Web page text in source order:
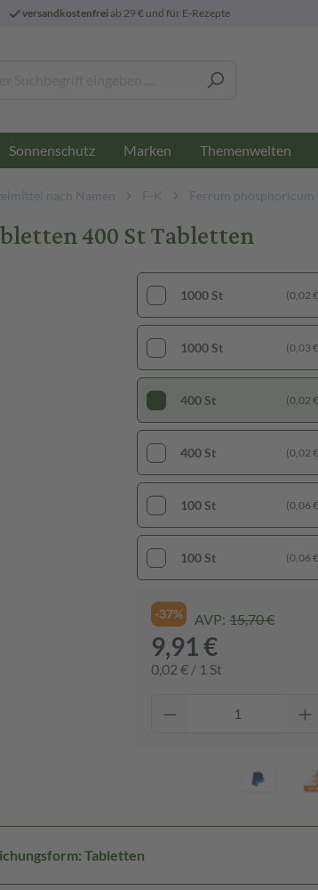
versandkostenfreiab 29 € und für E-Rezepte
Sonnenschutz Marken Themenwelten
nach Namen F-K Ferrum phosphoricum
400 St Tabletten
1000 St (0,02
1000 St (0,03
400 St (0,02
400 St (0,02
100 St (0,06
100 St (0,06
-37% AVP: 15,70 €
9,91 €
0,02 € / 1 St
Tabletten